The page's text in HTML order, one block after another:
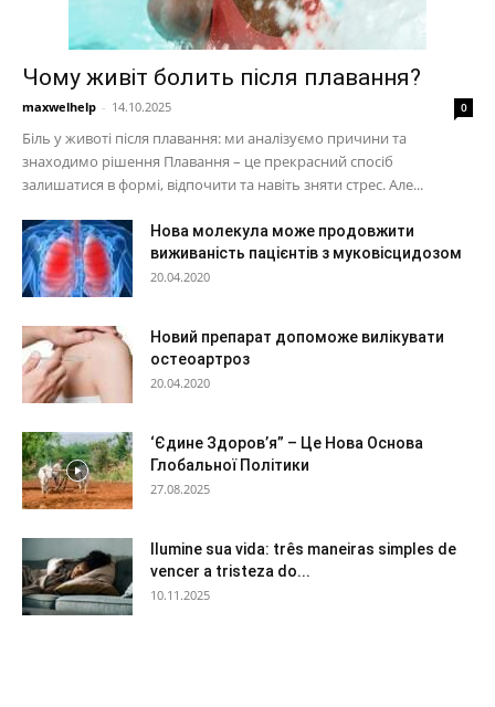
Чому живіт болить після плавання?
maxwelhelp - 14.10.2025 0
Біль у животі після плавання: ми аналізуємо причини та
знаходимо рішення Плавання – це прекрасний спосіб
залишатися в формі, відпочити та навіть зняти стрес. Але...
Нова молекула може продовжити
виживаність пацієнтів з муковісцидозом
20.04.2020
Новий препарат допоможе вилікувати
остеоартроз
20.04.2020
‘Єдине Здоров’я” – Це Нова Основа
Глобальної Політики
27.08.2025
Ilumine sua vida: três maneiras simples de
vencer a tristeza do...
10.11.2025